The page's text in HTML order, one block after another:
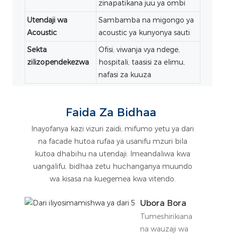
zinapatikana juu ya ombi
Utendaji wa
Acoustic
Sambamba na migongo ya
acoustic ya kunyonya sauti
Sekta
zilizopendekezwa
Ofisi, viwanja vya ndege,
hospitali, taasisi za elimu,
nafasi za kuuza
Faida Za Bidhaa
Inayofanya kazi vizuri zaidi, mifumo yetu ya dari
na facade hutoa rufaa ya usanifu mzuri bila
kutoa dhabihu na utendaji. Imeandaliwa kwa
uangalifu, bidhaa zetu huchanganya muundo
wa kisasa na kuegemea kwa vitendo.
Ubora Bora
Tumeshirikiana
na wauzaji wa